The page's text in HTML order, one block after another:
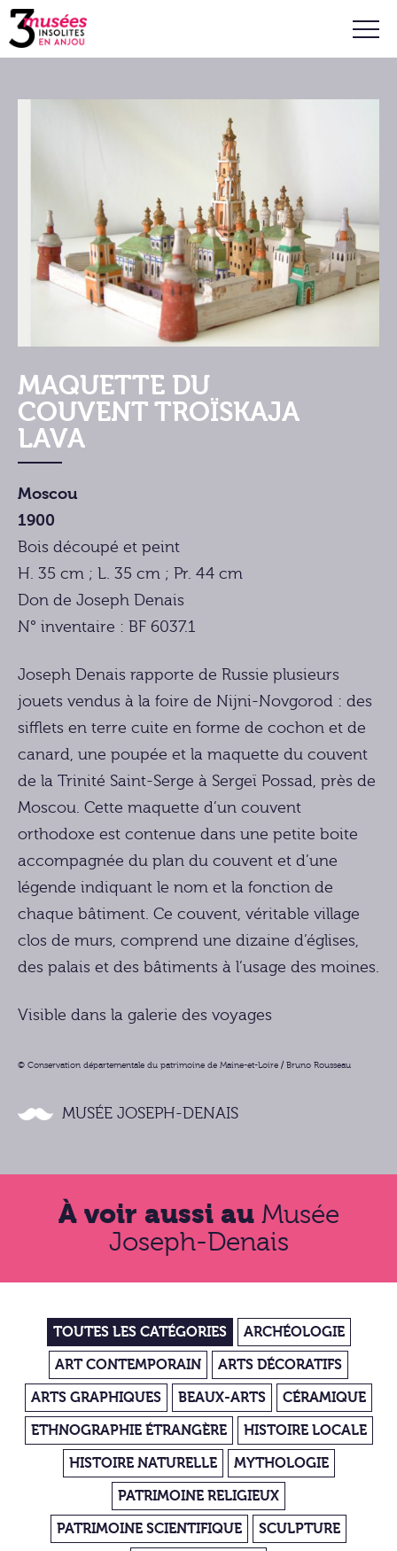
MAQUETTE DU
COUVENT TROÏSKAJA
LAVA
Moscou
1900
Bois découpé et peint
H. 35 cm ; L. 35 cm ; Pr. 44 cm
Don de Joseph Denais
N° inventaire : BF 6037.1
Joseph Denais rapporte de Russie plusieurs
jouets vendus à la foire de Nijni-Novgorod : des
sifflets en terre cuite en forme de cochon et de
canard, une poupée et la maquette du couvent
de la Trinité Saint-Serge à Sergeï Possad, près de
Moscou. Cette maquette d’un couvent
orthodoxe est contenue dans une petite boite
accompagnée du plan du couvent et d’une
légende indiquant le nom et la fonction de
chaque bâtiment. Ce couvent, véritable village
clos de murs, comprend une dizaine d’églises,
des palais et des bâtiments à l’usage des moines.
Visible dans la galerie des voyages
© Conservation départementale du patrimoine de Maine-et-Loire / Bruno Rousseau
MUSÉE JOSEPH-DENAIS
À voir aussi au Musée
Joseph-Denais
TOUTES LES CATÉGORIES ARCHÉOLOGIE
ART CONTEMPORAIN ARTS DÉCORATIFS
ARTS GRAPHIQUES BEAUX-ARTS CÉRAMIQUE
ETHNOGRAPHIE ÉTRANGÈRE HISTOIRE LOCALE
HISTOIRE NATURELLE MYTHOLOGIE
PATRIMOINE RELIGIEUX
PATRIMOINE SCIENTIFIQUE SCULPTURE